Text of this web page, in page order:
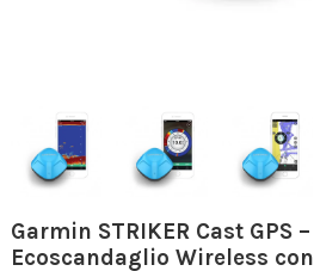
Garmin STRIKER Cast GPS –
Ecoscandaglio Wireless con